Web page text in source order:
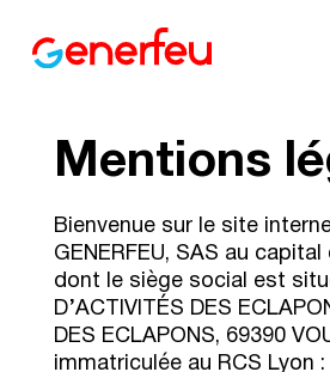
Mentions
Bienvenue sur le site
GENERFEU, SAS au capital
dont le siège social est
D’ACTIVITÉS DES
DES ECLAPONS, 69390
immatriculée au RCS Lyon